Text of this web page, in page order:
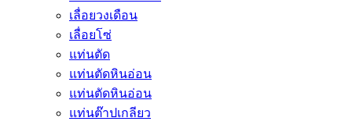
เลื่อยวงเดือน
เลื่อยโซ่
แท่นตัด
แท่นตัดหินอ่อน
แท่นตัดหินอ่อน
แท่นต๊าปเกลียว